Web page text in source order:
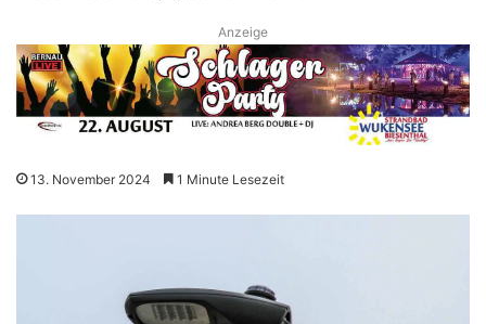
Anzeige
13. November 2024 1 Minute Lesezeit